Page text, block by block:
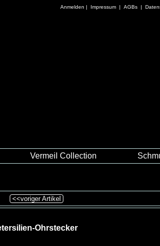
Anmelden | Impressum | AGBs |
Vermeil Collection
<<voriger Artikel
Ohrstecker